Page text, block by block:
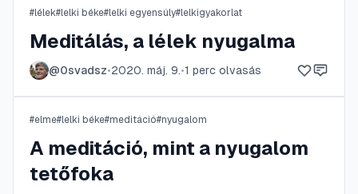
#lélek#lelki béke#lelki egyensúly#lelkigyakorlat
Meditálás, a lélek nyugalma
@0svadsz•2020. máj. 9.•1 perc olvasás
#elme#lelki béke#meditáció#nyugalom
A meditáció, mint a nyugalom
tetőfoka